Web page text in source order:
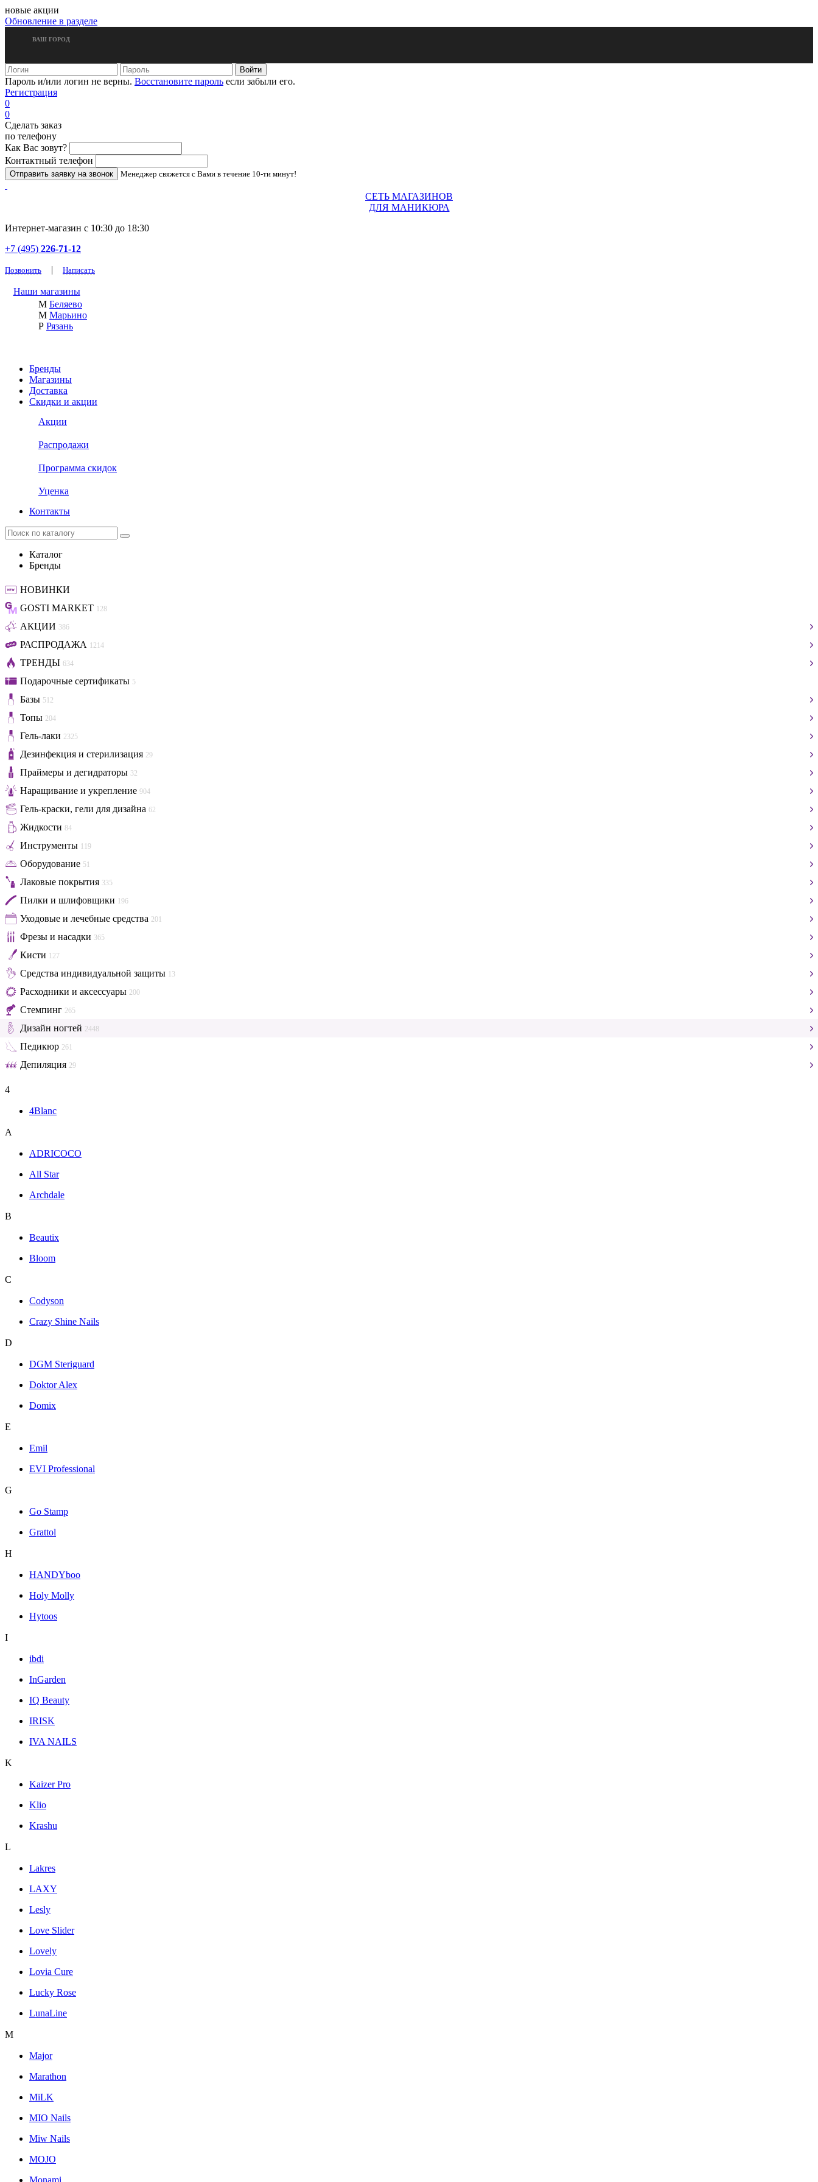
новые акции
Обновление в разделе
ВАШ ГОРОД
Пароль и/или логин не верны. Восстановите пароль если забыли его.
Регистрация
0
0
Сделать заказ
по телефону
Как Вас зовут?
Контактный телефон
Менеджер свяжется с Вами в течение 10-ти минут!
СЕТЬ МАГАЗИНОВ
ДЛЯ МАНИКЮРА
Интернет-магазин с 10:30 до 18:30
+7 (495) 226-71-12
Позвонить | Написать
Наши магазины
М Беляево
М Марьино
Р Рязань
Бренды
Магазины
Доставка
Скидки и акции
Акции
Распродажи
Программа скидок
Уценка
Контакты
Каталог
Бренды
НОВИНКИ
GOSTI MARKET 128
АКЦИИ 386
РАСПРОДАЖА 1214
ТРЕНДЫ 634
Подарочные сертификаты 5
Базы 512
Топы 204
Гель-лаки 2325
Дезинфекция и стерилизация 29
Праймеры и дегидраторы 32
Наращивание и укрепление 904
Гель-краски, гели для дизайна 62
Жидкости 84
Инструменты 119
Оборудование 51
Лаковые покрытия 335
Пилки и шлифовщики 196
Уходовые и лечебные средства 201
Фрезы и насадки 365
Кисти 127
Средства индивидуальной защиты 13
Расходники и аксессуары 200
Стемпинг 265
Дизайн ногтей 2448
Педикюр 261
Депиляция 29
4
4Blanc
A
ADRICOCO
All Star
Archdale
B
Beautix
Bloom
C
Codyson
Crazy Shine Nails
D
DGM Steriguard
Doktor Alex
Domix
E
Emil
EVI Professional
G
Go Stamp
Grattol
H
HANDYboo
Holy Molly
Hytoos
I
ibdi
InGarden
IQ Beauty
IRISK
IVA NAILS
K
Kaizer Pro
Klio
Krashu
L
Lakres
LAXY
Lesly
Love Slider
Lovely
Lovia Cure
Lucky Rose
LunaLine
M
Major
Marathon
MiLK
MIO Nails
Miw Nails
MOJO
Monami